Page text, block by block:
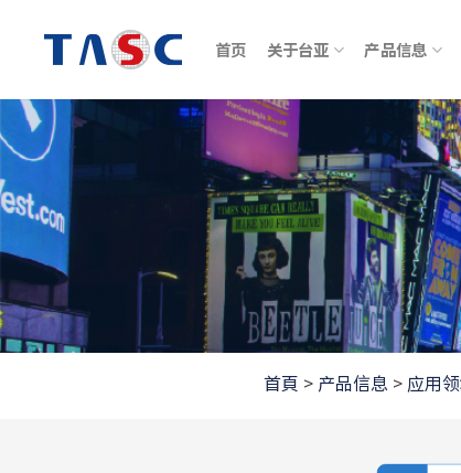
容
首页 关于台亚 产品信息
首頁 > 产品信息 > 应用